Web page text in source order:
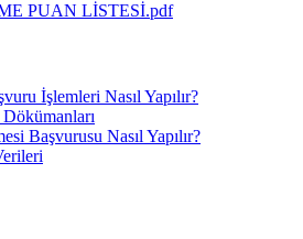
PUAN LİSTESİ.pdf
İşlemleri Nasıl Yapılır?
Başvurusu Nasıl Yapılır?